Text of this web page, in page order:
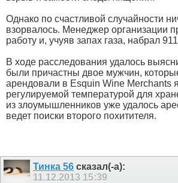
Однако по счастливой случайности
взорвалось. Менеджер организации
работу и, учуяв запах газа, набрал
В ходе расследования удалось
были причастны двое мужчин,
арендовали в Esquin Wine Merchants
регулируемой температурой для
из злоумышленников уже удалось
ведет поиски второго похитителя.
Тинка 56 сказал(-а):
11.12.2013 15:39